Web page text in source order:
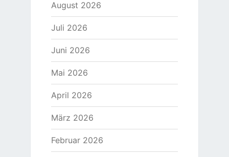
August 2026
Juli 2026
Juni 2026
Mai 2026
April 2026
März 2026
Februar 2026